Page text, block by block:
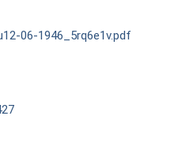
06-1946_5rq6e1v.pdf